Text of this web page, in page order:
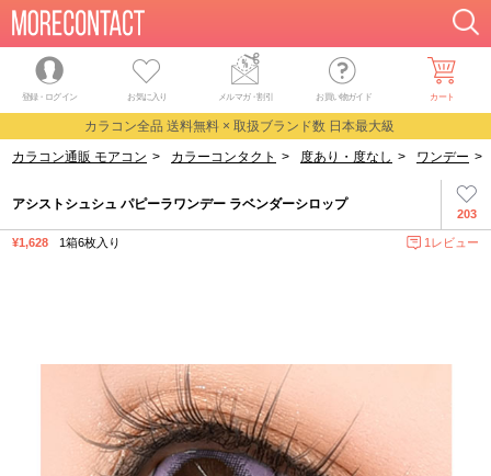
登録・ログイン お気に入り メルマガ・割引 お買い物ガイド カート
カラコン全品 送料無料 × 取扱ブランド数 日本最大級
カラコン通販 モアコン > カラーコンタクト > 度あり・度なし > ワンデー >
203
アシストシュシュ パピーラワンデー ラベンダーシロップ
¥1,628 1箱6枚入り 1レビュー